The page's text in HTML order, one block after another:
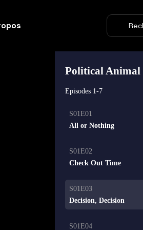
Political Animal
Episodes 1-7
21:00
S01E01
All or Nothing
21:00
S01E02
Check Out Time
21:00
S01E03
Decision, Decision
S01E04